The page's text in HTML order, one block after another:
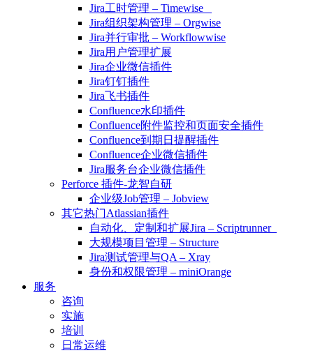
Jira工时管理 – Timewise
Jira组织架构管理 – Orgwise
Jira并行审批 – Workflowwise
Jira用户管理扩展
Jira企业微信插件
Jira钉钉插件
Jira飞书插件
Confluence水印插件
Confluence附件监控和页面安全插件
Confluence到期日提醒插件
Confluence企业微信插件
Jira服务台企业微信插件
Perforce 插件-龙智自研
企业级Job管理 – Jobview
其它热门Atlassian插件
自动化、定制和扩展Jira – Scriptrunner
大规模项目管理 – Structure
Jira测试管理与QA – Xray
身份和权限管理 – miniOrange
服务
咨询
实施
培训
日常运维